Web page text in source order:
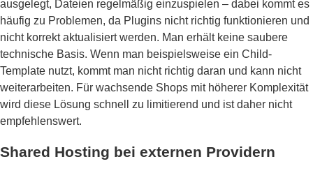
ausgelegt, Dateien regelmäßig einzuspielen – dabei kommt es
häufig zu Problemen, da Plugins nicht richtig funktionieren und
nicht korrekt aktualisiert werden. Man erhält keine saubere
technische Basis. Wenn man beispielsweise ein Child-
Template nutzt, kommt man nicht richtig daran und kann nicht
weiterarbeiten. Für wachsende Shops mit höherer Komplexität
wird diese Lösung schnell zu limitierend und ist daher nicht
empfehlenswert.
Shared Hosting bei externen Providern